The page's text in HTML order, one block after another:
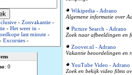
- Zonvakantie -
- Het weer in -
last minute -
- Excursies -
: 0
Wikipedia - Adrano
Algemene informatie over
Picture Search - Adrano
Zoek naar afbeeldingen en
Zoover.nl - Adrano
Vakantie beoordelingen en
YouTube Video - Adrano
Zoek en bekijk video films